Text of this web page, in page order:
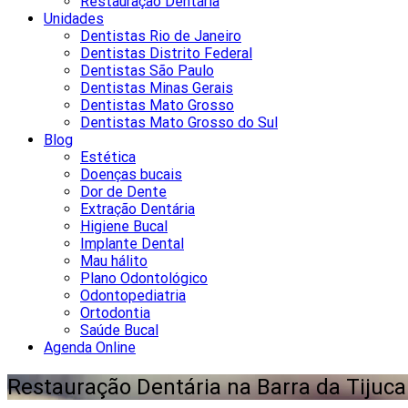
Unidades
Dentistas Rio de Janeiro
Dentistas Distrito Federal
Dentistas São Paulo
Dentistas Minas Gerais
Dentistas Mato Grosso
Dentistas Mato Grosso do Sul
Blog
Estética
Doenças bucais
Dor de Dente
Extração Dentária
Higiene Bucal
Implante Dental
Mau hálito
Plano Odontológico
Odontopediatria
Ortodontia
Saúde Bucal
Agenda Online
Restauração Dentária na Barra da